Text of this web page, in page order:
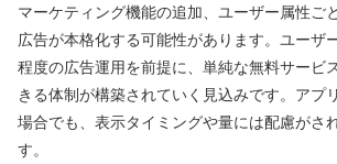
マーケティング機能の追加、ユーザー属性ご
広告が本格化する可能性があります。ユーザ
程度の広告運用を前提に、単純な無料サービ
きる体制が構築されていく見込みです。アプ
場合でも、表示タイミングや量には配慮がさ
す。